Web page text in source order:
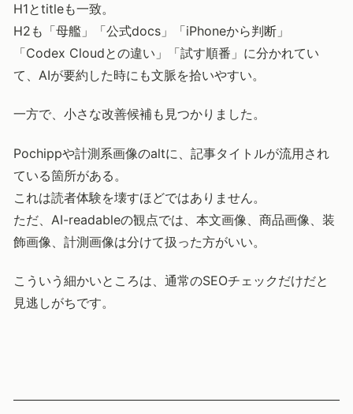
H1とtitleも一致。
H2も「母艦」「公式docs」「iPhoneから判断」
「Codex Cloudとの違い」「試す順番」に分かれてい
て、AIが要約した時にも文脈を拾いやすい。
一方で、小さな改善候補も見つかりました。
Pochippや計測系画像のaltに、記事タイトルが流用され
ている箇所がある。
これは読者体験を壊すほどではありません。
ただ、AI-readableの観点では、本文画像、商品画像、装
飾画像、計測画像は分けて扱った方がいい。
こういう細かいところは、通常のSEOチェックだけだと
見逃しがちです。